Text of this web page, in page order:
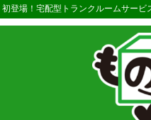
初登場！宅配型トランクルームサービ